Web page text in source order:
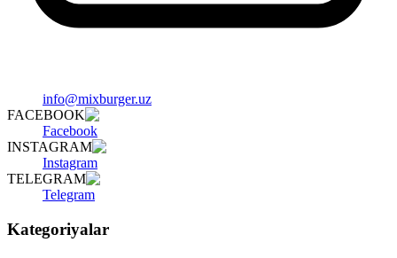
info@mixburger.uz
FACEBOOK
Facebook
INSTAGRAM
Instagram
TELEGRAM
Telegram
Kategoriyalar